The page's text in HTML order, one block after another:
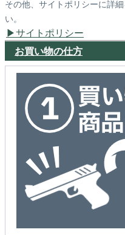
その他、サイトポリシーに詳
い。
サイトポリシー
お買い物の仕方